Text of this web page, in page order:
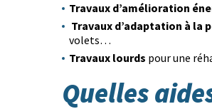
Travauxd’amélioration
Travaux d’adaptation à la
volets…
Travaux lourds pour une
Quelles